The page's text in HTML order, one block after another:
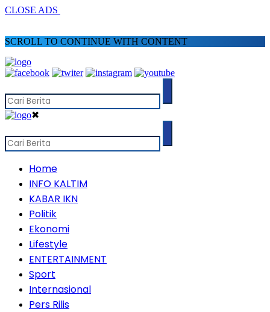
CLOSE ADS
SCROLL TO CONTINUE WITH CONTENT
✖
Home
INFO KALTIM
KABAR IKN
Politik
Ekonomi
Lifestyle
ENTERTAINMENT
Sport
Internasional
Pers Rilis